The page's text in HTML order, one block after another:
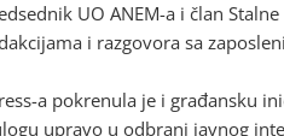
UO ANEM-a i član
i razgovora sa
a pokrenula je i građansku
upravo u odbrani javnog